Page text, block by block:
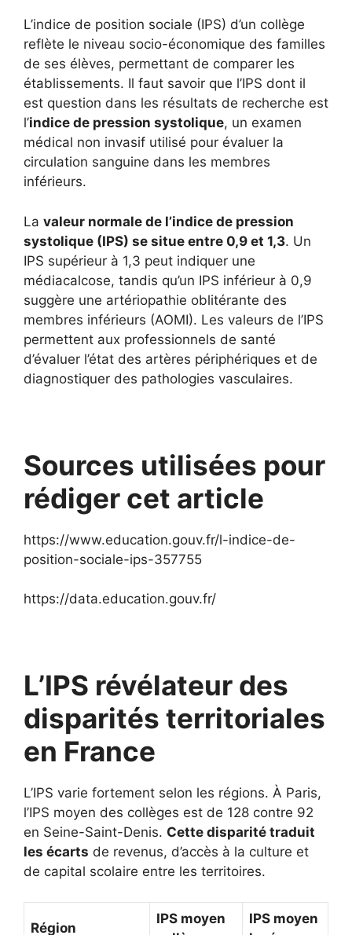
L’indice de position sociale (IPS) d’un collège
reflète le niveau socio-économique des familles
de ses élèves, permettant de comparer les
établissements. Il faut savoir que l’IPS dont il
est question dans les résultats de recherche est
l’indice de pression systolique, un examen
médical non invasif utilisé pour évaluer la
circulation sanguine dans les membres
inférieurs.
La valeur normale de l’indice de pression
systolique (IPS) se situe entre 0,9 et 1,3. Un
IPS supérieur à 1,3 peut indiquer une
médiacalcose, tandis qu’un IPS inférieur à 0,9
suggère une artériopathie oblitérante des
membres inférieurs (AOMI). Les valeurs de l’IPS
permettent aux professionnels de santé
d’évaluer l’état des artères périphériques et de
diagnostiquer des pathologies vasculaires.
Sources utilisées pour
rédiger cet article
https://www.education.gouv.fr/l-indice-de-
position-sociale-ips-357755
https://data.education.gouv.fr/
L’IPS révélateur des
disparités territoriales
en France
L’IPS varie fortement selon les régions. À Paris,
l’IPS moyen des collèges est de 128 contre 92
en Seine-Saint-Denis. Cette disparité traduit
les écarts de revenus, d’accès à la culture et
de capital scolaire entre les territoires.
Région
IPS moyen
IPS moyen